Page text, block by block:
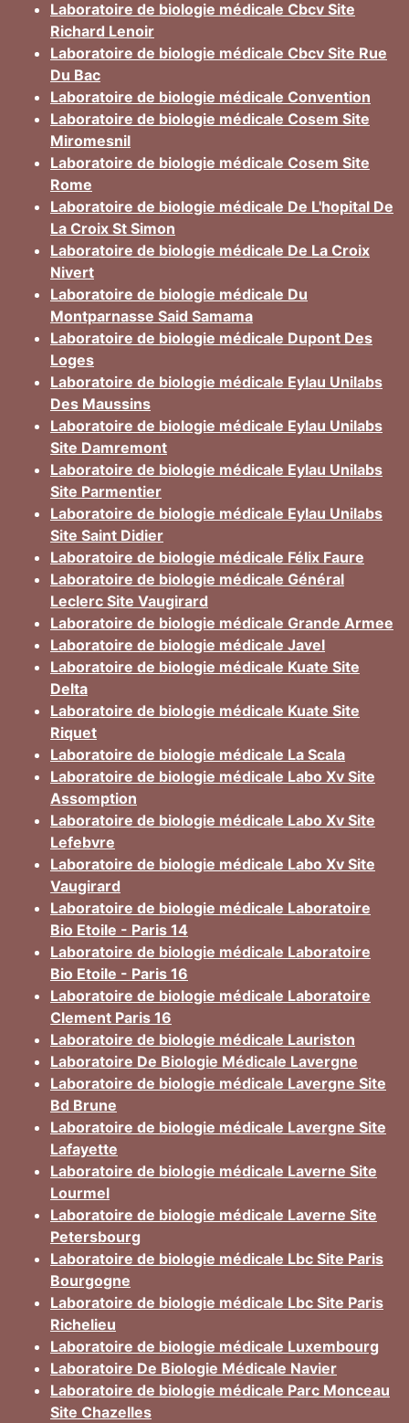
Laboratoire de biologie médicale Cbcv Site
Richard Lenoir
Laboratoire de biologie médicale Cbcv Site Rue
Du Bac
Laboratoire de biologie médicale Convention
Laboratoire de biologie médicale Cosem Site
Miromesnil
Laboratoire de biologie médicale Cosem Site
Rome
Laboratoire de biologie médicale De L'hopital De
La Croix St Simon
Laboratoire de biologie médicale De La Croix
Nivert
Laboratoire de biologie médicale Du
Montparnasse Said Samama
Laboratoire de biologie médicale Dupont Des
Loges
Laboratoire de biologie médicale Eylau Unilabs
Des Maussins
Laboratoire de biologie médicale Eylau Unilabs
Site Damremont
Laboratoire de biologie médicale Eylau Unilabs
Site Parmentier
Laboratoire de biologie médicale Eylau Unilabs
Site Saint Didier
Laboratoire de biologie médicale Félix Faure
Laboratoire de biologie médicale Général
Leclerc Site Vaugirard
Laboratoire de biologie médicale Grande Armee
Laboratoire de biologie médicale Javel
Laboratoire de biologie médicale Kuate Site
Delta
Laboratoire de biologie médicale Kuate Site
Riquet
Laboratoire de biologie médicale La Scala
Laboratoire de biologie médicale Labo Xv Site
Assomption
Laboratoire de biologie médicale Labo Xv Site
Lefebvre
Laboratoire de biologie médicale Labo Xv Site
Vaugirard
Laboratoire de biologie médicale Laboratoire
Bio Etoile - Paris 14
Laboratoire de biologie médicale Laboratoire
Bio Etoile - Paris 16
Laboratoire de biologie médicale Laboratoire
Clement Paris 16
Laboratoire de biologie médicale Lauriston
Laboratoire De Biologie Médicale Lavergne
Laboratoire de biologie médicale Lavergne Site
Bd Brune
Laboratoire de biologie médicale Lavergne Site
Lafayette
Laboratoire de biologie médicale Laverne Site
Lourmel
Laboratoire de biologie médicale Laverne Site
Petersbourg
Laboratoire de biologie médicale Lbc Site Paris
Bourgogne
Laboratoire de biologie médicale Lbc Site Paris
Richelieu
Laboratoire de biologie médicale Luxembourg
Laboratoire De Biologie Médicale Navier
Laboratoire de biologie médicale Parc Monceau
Site Chazelles